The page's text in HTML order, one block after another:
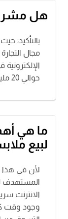
هل
بالتأكيد،
مجال
حوالي 20 مليار دولار في 2020.
ما هي
لبيع
لأن في هذا
المستهدف
الانترنت
وجود وقت